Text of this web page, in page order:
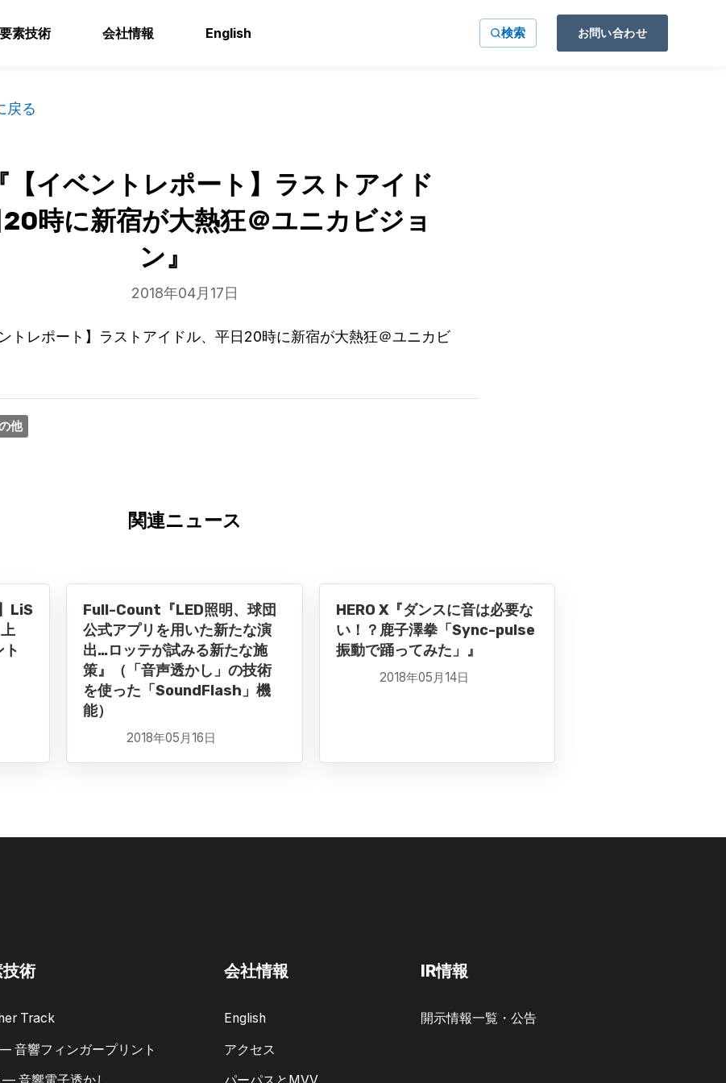
要素技術 会社情報 English 検索 お問い合わせ
戻る
【イベントレポート】ラストアイド
時に新宿が大熱狂＠ユニカビジョ
ン』
2018年04月17日
トレポート】ラストアイドル、平日20時に新宿が大熱狂＠ユニカビ
他
関連ニュース
LiS
Full-Count『LED照明、球団
公式アプリを用いた新たな演
出…ロッテが試みる新たな施
策』（「音声透かし」の技術
を使った「SoundFlash」機
能）
2018年05月16日
HERO X『ダンスに音は必要な
い！？鹿子澤拳「Sync-pulse
振動で踊ってみた」』
2018年05月14日
術
Track
音響フィンガープリント
会社情報
English
アクセス
IR情報
開示情報一覧・公告